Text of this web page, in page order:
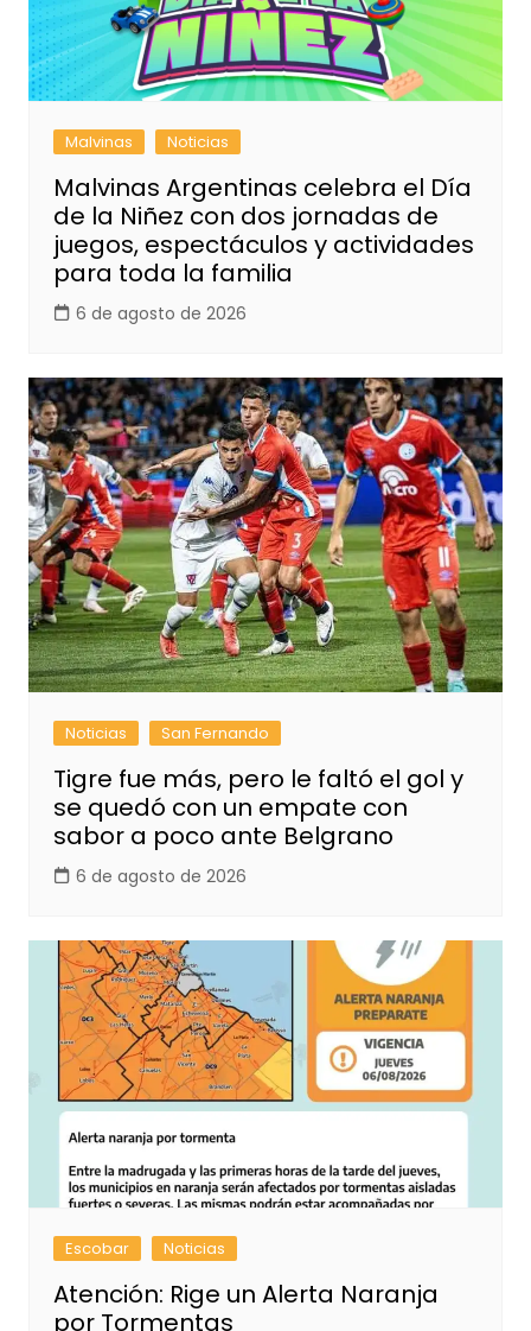
Malvinas Noticias
Malvinas Argentinas celebra el Día
de la Niñez con dos jornadas de
juegos, espectáculos y actividades
para toda la familia
6 de agosto de 2026
Noticias San Fernando
Tigre fue más, pero le faltó el gol y
se quedó con un empate con
sabor a poco ante Belgrano
6 de agosto de 2026
Escobar Noticias
Atención: Rige un Alerta Naranja
por Tormentas